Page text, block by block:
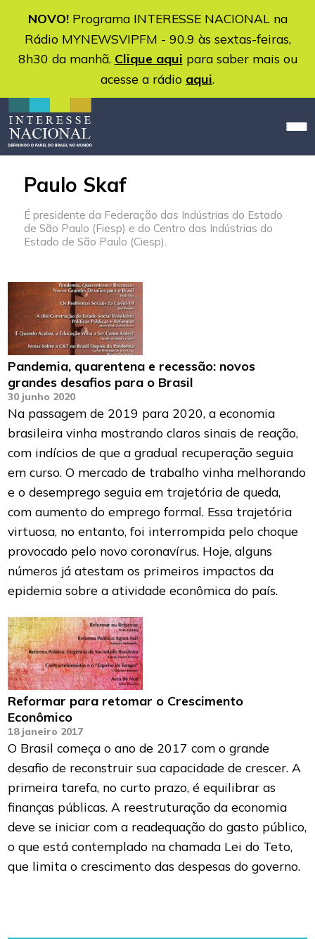
NOVO!Programa INTERESSE NACIONAL na
Rádio MYNEWSVIPFM - 90.9 às sextas-feiras,
8h30 da manhã. Clique aqui para saber mais ou
acesse a rádio aqui.
Paulo Skaf
É presidente da Federação das Indústrias do Estado
de São Paulo (Fiesp) e do Centro das Indústrias do
Estado de São Paulo (Ciesp).
Pandemia, quarentena e recessão: novos
grandes desafios para o Brasil
30 junho 2020
Na passagem de 2019 para 2020, a economia
brasileira vinha mostrando claros sinais de reação,
com indícios de que a gradual recuperação seguia
em curso. O mercado de trabalho vinha melhorando
e o desemprego seguia em trajetória de queda,
com aumento do emprego formal. Essa trajetória
virtuosa, no entanto, foi interrompida pelo choque
provocado pelo novo coronavírus. Hoje, alguns
números já atestam os primeiros impactos da
epidemia sobre a atividade econômica do país.
Reformar para retomar o Crescimento
Econômico
18 janeiro 2017
O Brasil começa o ano de 2017 com o grande
desafio de reconstruir sua capacidade de crescer. A
primeira tarefa, no curto prazo, é equilibrar as
finanças públicas. A reestruturação da economia
deve se iniciar com a readequação do gasto público,
o que está contemplado na chamada Lei do Teto,
que limita o crescimento das despesas do governo.